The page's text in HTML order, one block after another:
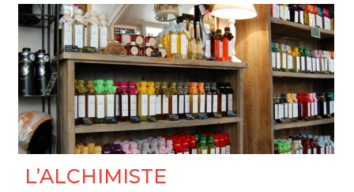
L’ALCHIMISTE